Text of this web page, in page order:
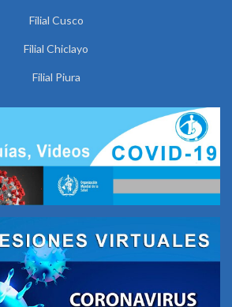
Filial Cusco
Filial Chiclayo
Filial Piura